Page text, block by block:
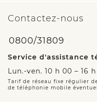
Contactez-nous
0800/31809
Service d'assistance
Lun.-ven. 10 h 00 – 16
Tarif de réseau fixe régulier
de téléphonie mobile